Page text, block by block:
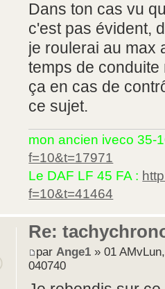
Dans ton cas vu
c'est pas évident,
je roulerai au max
temps de
ça en cas de
ce sujet.
mon ancien iveco 35-
f=10&t=17971
Le DAF LF 45 FA :
f=10&t=41464
Re:
parAnge1 » 01
040740